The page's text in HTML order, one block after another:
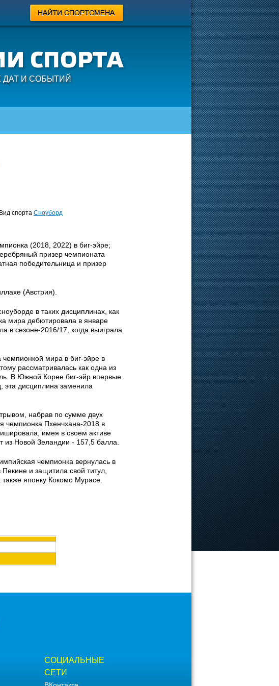
И СОБЫТИЙ
спорта Сноуборд
(2018, 2022) в биг-эйре;
призер чемпионата
победительница и призер
(Австрия).
в таких дисциплинах, как
мира дебютировала в январе
в сезоне-2016/17, когда выиграла
мира в биг-эйре в
рассматривалась как одна из
В Южной Корее биг-эйр впервые
дисциплина заменила
набрав по сумме двух
чемпионка Пхенчхана-2018 в
имея в своем активе
из Новой Зеландии - 157,5 балла.
чемпионка вернулась в
и защитила свой титул,
японку Кокомо Мурасе.
СОЦИАЛЬНЫЕ
СЕТИ